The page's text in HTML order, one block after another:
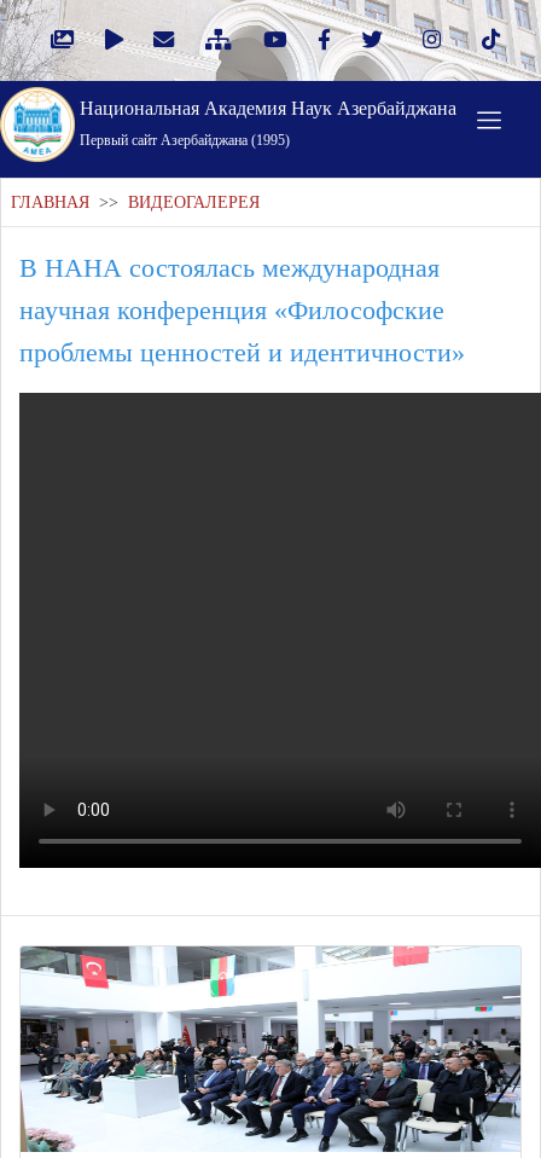
Национальная Академия Наук Азербайджана
Первый cайт Азербайджана (1995)
ГЛАВНАЯ >> ВИДЕОГАЛЕРЕЯ
В НАНА состоялась международная
научная конференция «Философские
проблемы ценностей и идентичности»